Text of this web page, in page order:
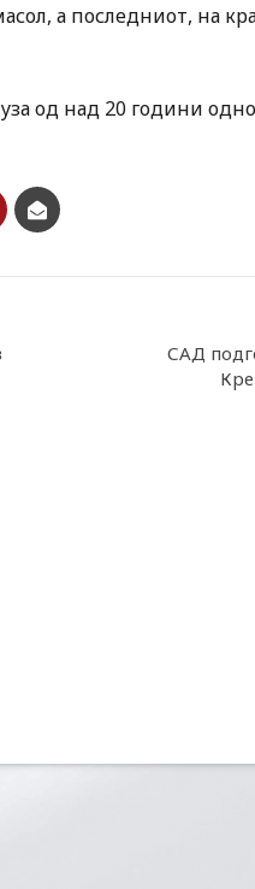
а последниот, на
од над 20 години
САД